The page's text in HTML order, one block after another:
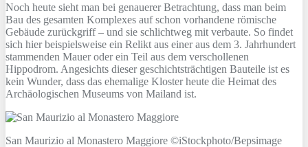
Noch heute sieht man bei genauerer Betrachtung, dass man beim
Bau des gesamten Komplexes auf schon vorhandene römische
Gebäude zurückgriff – und sie schlichtweg mit verbaute. So findet
sich hier beispielsweise ein Relikt aus einer aus dem 3. Jahrhundert
stammenden Mauer oder ein Teil aus dem verschollenen
Hippodrom. Angesichts dieser geschichtsträchtigen Bauteile ist es
kein Wunder, dass das ehemalige Kloster heute die Heimat des
Archäologischen Museums von Mailand ist.
San Maurizio al Monastero Maggiore ©iStockphoto/Bepsimage